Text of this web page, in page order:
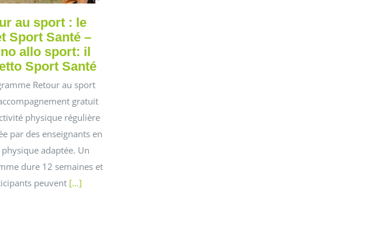
au sport : le
Sport Santé –
allo sport: il
Sport Santé
Retour au sport
gratuit
physique régulière
par des enseignants en
adaptée. Un
dure 12 semaines et
peuvent [...]